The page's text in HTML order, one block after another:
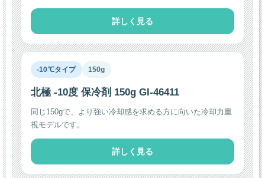
詳しく見る
-10℃タイプ 150g
北極 -10度 保冷剤 150g GI-46411
同じ150gで、より強い冷却感を求める方に向いた冷却力重
視モデルです。
詳しく見る